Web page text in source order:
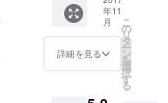
モン展
ステッ
カー
（セブ
バー
ジョ
年11
月
詳細を見る
こ
の
リ
タ
ー
ン
を
選
択
す
る